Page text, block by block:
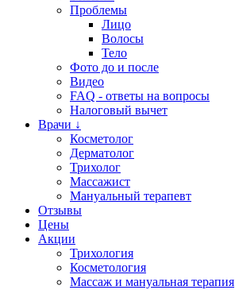
Проблемы
Лицо
Волосы
Тело
Фото до и после
Видео
FAQ - ответы на вопросы
Налоговый вычет
Врачи ↓
Косметолог
Дерматолог
Трихолог
Массажист
Мануальный терапевт
Отзывы
Цены
Акции
Трихология
Косметология
Массаж и мануальная терапия